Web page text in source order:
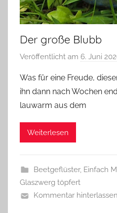
Der große Blubb
Veröffentlicht am 6. Juni
Was für eine Freude,
ihn dann nach Wochen
lauwarm aus dem
Weiterlesen
Beetgeflüster, Einfach
Glaszwerg töpfert
Kommentar hinterlassen